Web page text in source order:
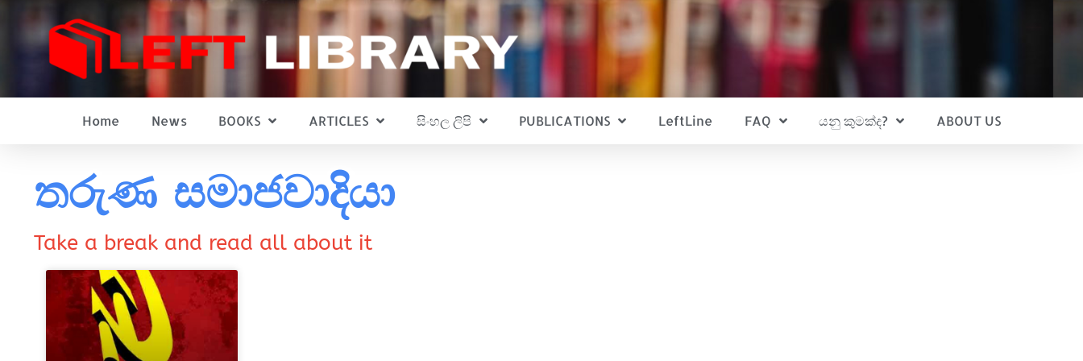
Home News BOOKS ARTICLES සිංහල ලිපි PUBLICATIONS LeftLine FAQ යනු කුමක්ද? ABOUT US
තරුණ සමාජවාදියා
Take a break and read all about it